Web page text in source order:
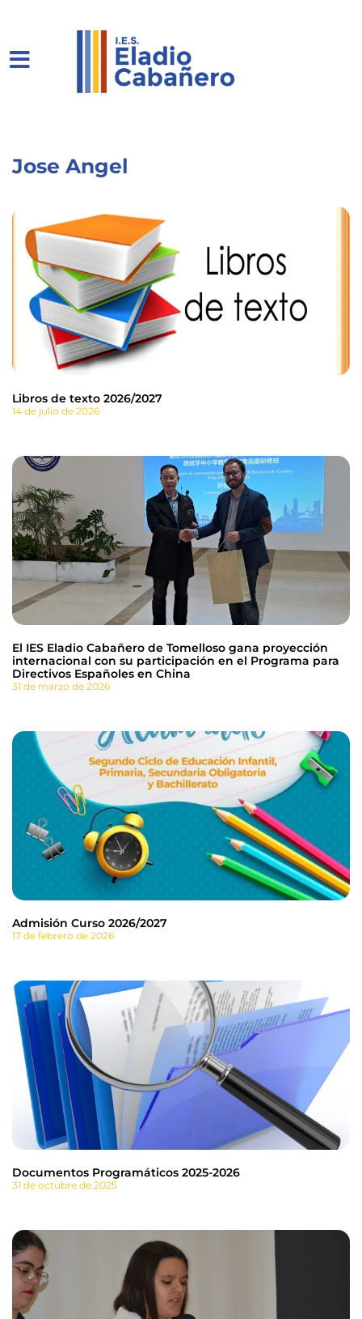
Jose Angel
Libros de texto 2026/2027
14 de julio de 2026
El IES Eladio Cabañero de Tomelloso gana proyección
internacional con su participación en el Programa para
Directivos Españoles en China
31 de marzo de 2026
Admisión Curso 2026/2027
17 de febrero de 2026
Documentos Programáticos 2025-2026
31 de octubre de 2025